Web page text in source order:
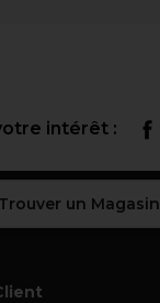
intérêt :
Trouver un Magasin